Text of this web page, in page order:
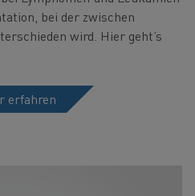
bei der zwischen
wird. Hier geht’s
erfahren